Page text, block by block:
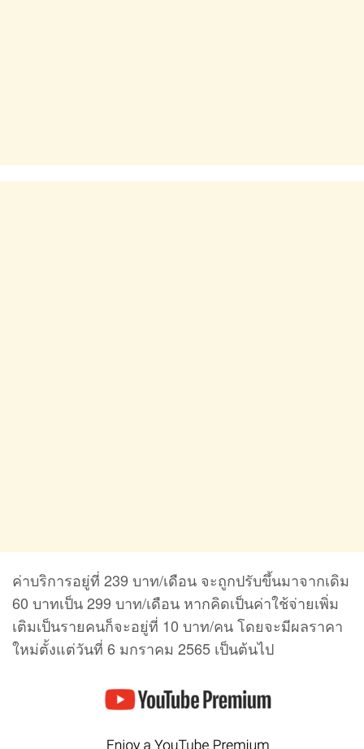
ค่าบริการอยู่ที่ 239 บาท/เดือน จะถูกปรับขึ้นมาจากเดิม
60 บาทเป็น 299 บาท/เดือน หากคิดเป็นค่าใช้จ่ายเพิ่ม
เติมเป็นรายคนก็จะอยู่ที่ 10 บาท/คน โดยจะมีผลราคา
ใหม่ตั้งแต่วันที่ 6 มกราคม 2565 เป็นต้นไป